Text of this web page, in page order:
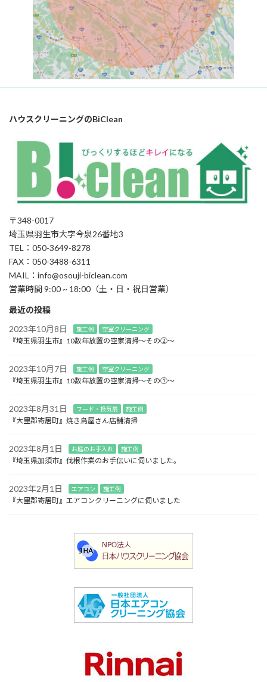
ハウスクリーニングのBiClean
〒348-0017
埼玉県羽生市大字今泉26番地3
TEL：050-3649-8278
FAX：050-3488-6311
MAIL：info@osouji-biclean.com
営業時間 9:00 ~ 18:00（土・日・祝日営業）
最近の投稿
2023年10月8日
施工例 空室クリーニング
『埼玉県羽生市』10数年放置の空家清掃～その②～
2023年10月7日 施工例 空室クリーニング
『埼玉県羽生市』10数年放置の空家清掃～その①～
2023年8月31日 フード・換気扇 施工例
『大里郡寄居町』焼き鳥屋さん店舗清掃
2023年8月1日 お庭のお手入れ 施工例
『埼玉県加須市』伐根作業のお手伝いに伺いました。
2023年2月1日 エアコン 施工例
『大里郡寄居町』エアコンクリーニングに伺いました